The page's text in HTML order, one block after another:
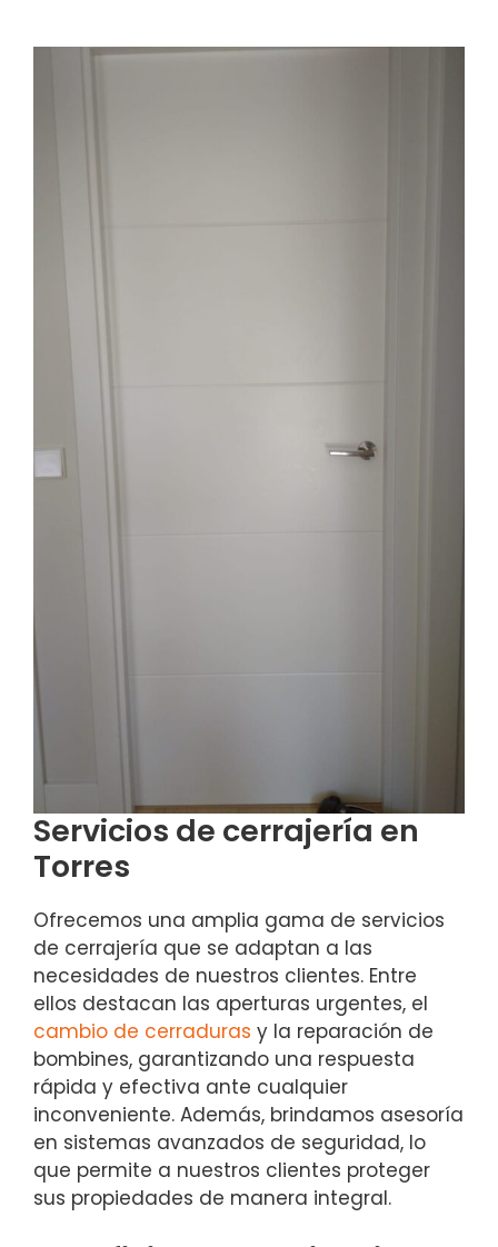
Servicios de cerrajería en
Torres
Ofrecemos una amplia gama de servicios
de cerrajería que se adaptan a las
necesidades de nuestros clientes. Entre
ellos destacan las aperturas urgentes, el
cambio de cerraduras y la reparación de
bombines, garantizando una respuesta
rápida y efectiva ante cualquier
inconveniente. Además, brindamos asesoría
en sistemas avanzados de seguridad, lo
que permite a nuestros clientes proteger
sus propiedades de manera integral.